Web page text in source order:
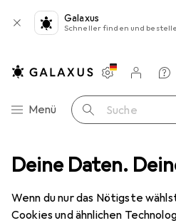
Deine Daten.
Wenn du nur das Nötigste
Cookies und ähnlichen
Galaxus
Schneller finden und
Navigation nach Kategorien
Menü Suche
Einstellungen
Kundenkonto
Vergleichslisten
Merklisten
Warenkorb
Kreuzmontageplatten Sensys/